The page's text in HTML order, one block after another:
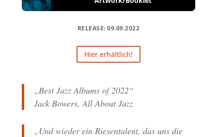
RELEASE: 09.09.2022
Hier erhältlich!
„Best Jazz Albums of 2022“
Jack Bowers, All About Jazz
„Und wieder ein Riesentalent, das uns die